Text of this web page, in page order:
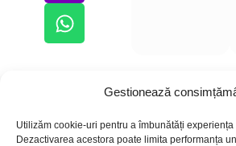
Gestionează
Utilizăm cookie-uri pentru a îmbunătăți experiența
Dezactivarea acestora poate limita performanța
Copyright © 2026 –